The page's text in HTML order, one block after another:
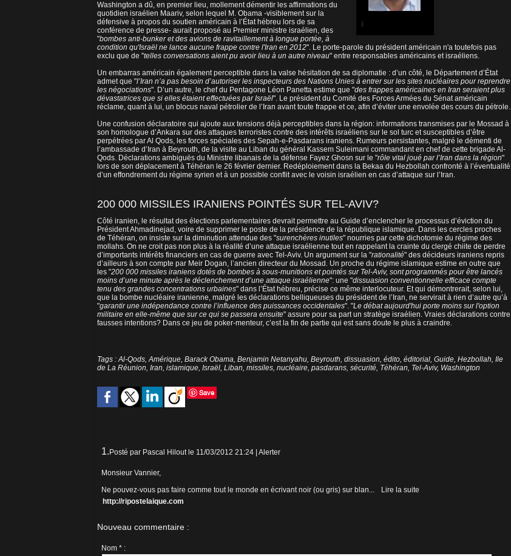
Washington a dû, en premier lieu, mollement démentir les affirmations du
quotidien israélien Maariv, selon lequel M. Obama -visiblement sur la
défensive à propos du soutien américain à l’État hébreu lors de sa
conférence de presse- aurait proposé au Premier ministre israélien, des
"bombes anti-bunker et des avions de ravitaillement à longue portée, à
condition qu'Israël ne lance aucune frappe contre l'Iran en 2012". Le porte-parole du président américain n'a toutefois pas
exclu que de "telles conversations aient pu avoir lieu à un autre niveau" entre responsables américains et israéliens.
Un embarras américain également perceptible dans la valse hésitation de sa diplomatie : d’un côté, le Département d’État
admet que "l’Iran n’a pas besoin d’autoriser les inspecteurs des Nations Unies à entrer sur les sites nucléaires pour reprendre
les négociations". D’un autre, le chef du Pentagone Léon Panetta estime que "des frappes américaines en Iran seraient plus
dévastatrices que si elles étaient effectuées par Israël". Le président du Comité des Forces Armées du Sénat américain
réclame, quant à lui, un blocus naval pétrolier de l’Iran avant toute frappe et ce, afin d’éviter une envolée des cours du pétrole.
Une confusion déclaratoire qui ajoute aux tensions déjà perceptibles dans la région: informations transmises par le Mossad à
son homologue d’Ankara sur des attaques terroristes contre des intérêts israéliens sur le sol turc et susceptibles d’être
perpétrées par Al Qods, les forces spéciales des Sepah-e-Pasdarans iraniens. Rumeurs persistantes, malgré le démenti de
l’ambassade d’Iran à Beyrouth, de la visite au Liban du général Kassem Suleimani commandant en chef de cette brigade Al-
Qods. Déclarations ambiguës du Ministre libanais de la défense Fayez Ghosn sur le "rôle vital joué par l’Iran dans la région"
lors de son déplacement à Téhéran le 26 février dernier. Redéploiement dans la Bekaa du Hezbollah confronté à l’éventualité
d’un effondrement du régime syrien et à un possible conflit avec le voisin israélien en cas d’attaque sur l’Iran.
200 000 MISSILES IRANIENS POINTÉS SUR TEL-AVIV?
Côté iranien, le résultat des élections parlementaires devrait permettre au Guide d’enclencher le processus d’éviction du
Président Ahmadinejad, voire de supprimer le poste de la présidence de la république islamique. Dans les cercles proches
de Téhéran, on insiste sur la diminution attendue des "surenchères inutiles" nourries par cette dichotomie du régime des
mollahs. On ne croit pas non plus à la réalité d’une attaque israélienne tout en rappelant la crainte du clergé chiite de perdre
d’importants intérêts financiers en cas de guerre avec Tel-Aviv. Un argument sur la "rationalité" des décideurs iraniens repris
d’ailleurs à son compte par Meir Dogan, l’ancien directeur du Mossad. Un proche du régime islamique estime en outre que
les "200 000 missiles iraniens dotés de bombes à sous-munitions et pointés sur Tel-Aviv, sont programmés pour être lancés
moins d’une minute après le déclenchement d’une attaque israélienne": une "dissuasion conventionnelle efficace compte
tenu des grandes concentrations urbaines" dans l’État hébreu, précise ce même interlocuteur. Et qui démontrerait, selon lui,
que la bombe nucléaire iranienne, malgré les déclarations belliqueuses du président de l’Iran, ne servirait à rien d’autre qu’à
"garantir une indépendance contre l’influence des puissances occidentales". "Le débat aujourd'hui porte moins sur l'option
militaire en elle-même que sur ce qui se passera ensuite" assure pour sa part un stratège israélien. Vraies déclarations contre
fausses intentions? Dans ce jeu de poker-menteur, c’est la fin de partie qui est sans doute le plus à craindre.
Tags :Al-Qods,Amérique, Barack Obama, Benjamin Netanyahu, Beyrouth, dissuasion, édito, éditorial, Guide, Hezbollah, Ile
de La Réunion, Iran, islamique, Israël, Liban, missiles, nucléaire, pasdarans, sécurité, Téhéran, Tel-Aviv, Washington
Save
1. Posté par Pascal Hilout le 11/03/2012 21:24 Alerter
Monsieur Vannier,
Ne pouvez-vous pas faire comme tout le monde en écrivant noir (ou gris) sur blan...
Lire la suite
http://ripostelaique.com
Nouveau commentaire :
Nom * :